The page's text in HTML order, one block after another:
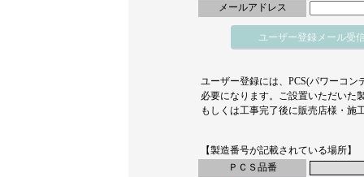
メールアドレス
ユーザー登録メール受
ユーザー登録には、PCS(パワーコ
必要になります。ご設置いただいた
もしくは工事完了後に販売店様・施
【製造番号が記載されている場所】
ＰＣＳ品番